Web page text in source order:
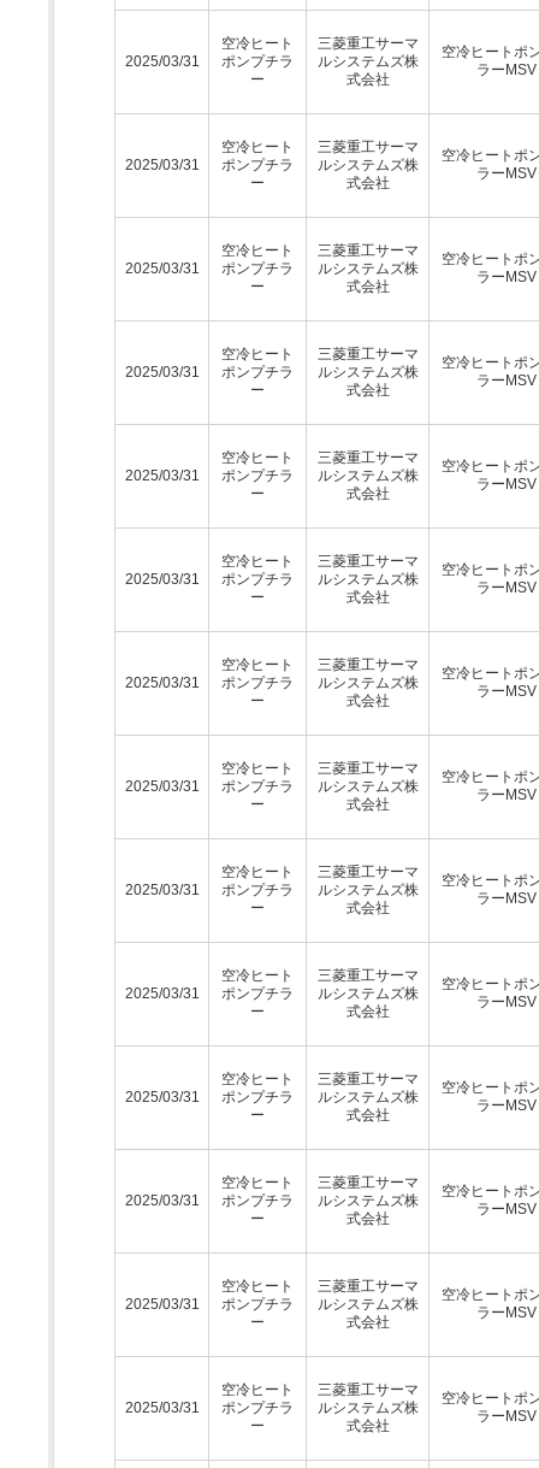
2025/03/31
空冷ヒート
ポンプチラ
ー
三菱重工サーマ
ルシステムズ株
式会社
空冷ヒートポ
ラーMSV
2025/03/31
空冷ヒート
ポンプチラ
ー
三菱重工サーマ
ルシステムズ株
式会社
空冷ヒートポ
ラーMSV
2025/03/31
空冷ヒート
ポンプチラ
ー
三菱重工サーマ
ルシステムズ株
式会社
空冷ヒートポ
ラーMSV
2025/03/31
空冷ヒート
ポンプチラ
ー
三菱重工サーマ
ルシステムズ株
式会社
空冷ヒートポ
ラーMSV
2025/03/31
空冷ヒート
ポンプチラ
ー
三菱重工サーマ
ルシステムズ株
式会社
空冷ヒートポ
ラーMSV
2025/03/31
空冷ヒート
ポンプチラ
ー
三菱重工サーマ
ルシステムズ株
式会社
空冷ヒートポ
ラーMSV
2025/03/31
空冷ヒート
ポンプチラ
ー
三菱重工サーマ
ルシステムズ株
式会社
空冷ヒートポ
ラーMSV
2025/03/31
空冷ヒート
ポンプチラ
ー
三菱重工サーマ
ルシステムズ株
式会社
空冷ヒートポ
ラーMSV
2025/03/31
空冷ヒート
ポンプチラ
ー
三菱重工サーマ
ルシステムズ株
式会社
空冷ヒートポ
ラーMSV
2025/03/31
空冷ヒート
ポンプチラ
ー
三菱重工サーマ
ルシステムズ株
式会社
空冷ヒートポ
ラーMSV
2025/03/31
空冷ヒート
ポンプチラ
ー
三菱重工サーマ
ルシステムズ株
式会社
空冷ヒートポ
ラーMSV
2025/03/31
空冷ヒート
ポンプチラ
ー
三菱重工サーマ
ルシステムズ株
式会社
空冷ヒートポ
ラーMSV
2025/03/31
空冷ヒート
ポンプチラ
ー
三菱重工サーマ
ルシステムズ株
式会社
空冷ヒートポ
ラーMSV
2025/03/31
空冷ヒート
ポンプチラ
ー
三菱重工サーマ
ルシステムズ株
式会社
空冷ヒートポ
ラーMSV